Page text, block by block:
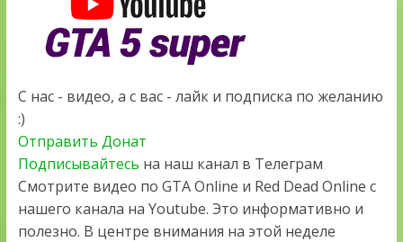
С нас - видео, а с вас - лайк и подписка по желанию
:)
Отправить Донат
Подписывайтесь на наш канал в Телеграм
Смотрите видео по GTA Online и Red Dead Online с
нашего канала на Youtube. Это информативно и
полезно. В центре внимания на этой неделе